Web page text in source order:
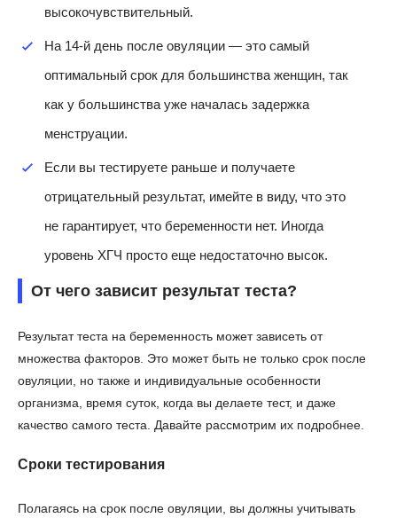
высокочувствительный.
На 14-й день после овуляции — это самый
оптимальный срок для большинства женщин, так
как у большинства уже началась задержка
менструации.
Если вы тестируете раньше и получаете
отрицательный результат, имейте в виду, что это
не гарантирует, что беременности нет. Иногда
уровень ХГЧ просто еще недостаточно высок.
От чего зависит результат теста?
Результат теста на беременность может зависеть от
множества факторов. Это может быть не только срок после
овуляции, но также и индивидуальные особенности
организма, время суток, когда вы делаете тест, и даже
качество самого теста. Давайте рассмотрим их подробнее.
Сроки тестирования
Полагаясь на срок после овуляции, вы должны учитывать